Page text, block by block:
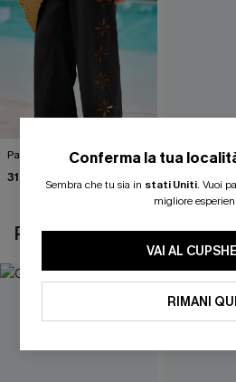
Pantaloni neri illuminanti
31,00 €
Pantaloni
POTREBBE
Conferma la tua
Sembra che tu sia in stati Uniti. Vuoi
migliore
VAI AL
RIMANI QUI